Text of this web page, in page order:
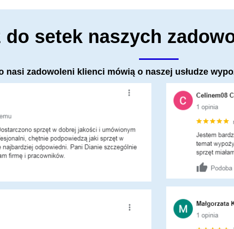
do setek naszych
nasi zadowoleni klienci mówią o naszej usłudze